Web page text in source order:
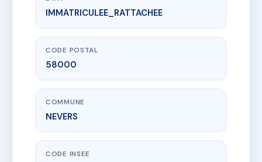
www.vme.plus/AC6573125
SDC RESIDENCE LE BANLAY
13 Impasse Louis Stevenot
IMMATRICULEE_RATTACHEE
CODE POSTAL
58000
COMMUNE
NEVERS
CODE INSEE